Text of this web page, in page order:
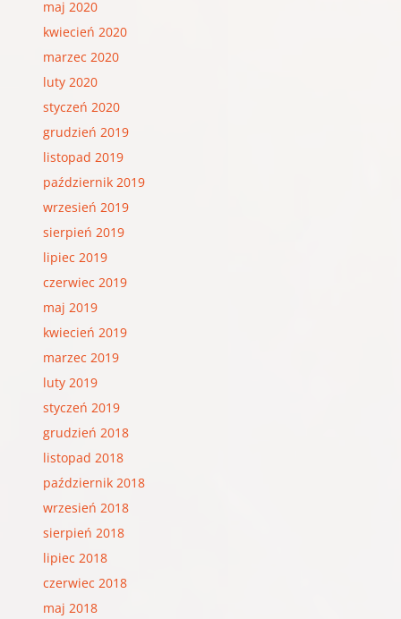
maj 2020
kwiecień 2020
marzec 2020
luty 2020
styczeń 2020
grudzień 2019
listopad 2019
październik 2019
wrzesień 2019
sierpień 2019
lipiec 2019
czerwiec 2019
maj 2019
kwiecień 2019
marzec 2019
luty 2019
styczeń 2019
grudzień 2018
listopad 2018
październik 2018
wrzesień 2018
sierpień 2018
lipiec 2018
czerwiec 2018
maj 2018